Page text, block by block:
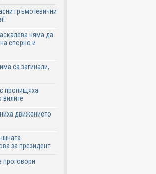
гръмотевични
няма да
спорно и
са загинали,
пропищяха:
вилите
движението
за президент